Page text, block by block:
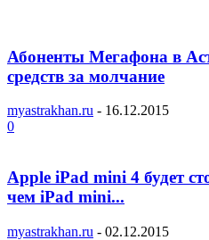
Абоненты Мегафона в
средств за молчание
myastrakhan.ru - 16.12.2015
0
Apple iPad mini 4 будет
чем iPad mini...
myastrakhan.ru - 02.12.2015